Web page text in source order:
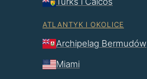
ATLANTYK I OKOLICE
Archipelag Bermudów
Miami